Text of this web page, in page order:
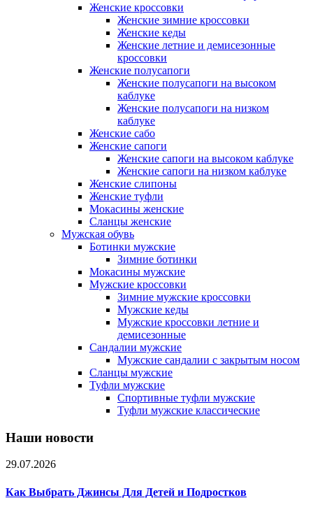
Женские кроссовки
Женские зимние кроссовки
Женские кеды
Женские летние и демисезонные
кроссовки
Женские полусапоги
Женские полусапоги на высоком
каблуке
Женские полусапоги на низком
каблуке
Женские сабо
Женские сапоги
Женские сапоги на высоком каблуке
Женские сапоги на низком каблуке
Женские слипоны
Женские туфли
Мокасины женские
Сланцы женские
Мужская обувь
Ботинки мужские
Зимние ботинки
Мокасины мужские
Мужские кроссовки
Зимние мужские кроссовки
Мужские кеды
Мужские кроссовки летние и
демисезонные
Сандалии мужские
Мужские сандалии с закрытым носом
Сланцы мужские
Туфли мужские
Спортивные туфли мужские
Туфли мужские классические
Наши новости
29.07.2026
Как Выбрать Джинсы Для Детей и Подростков